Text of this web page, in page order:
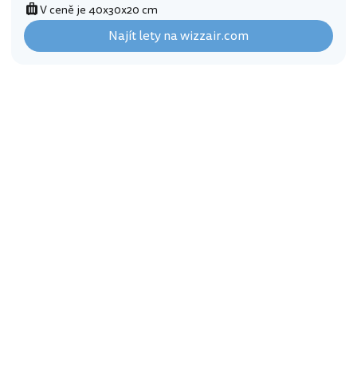
V ceně je 40x30x20 cm
Najít lety na wizzair.com